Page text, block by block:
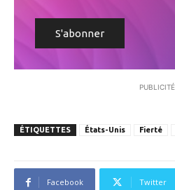
PUBLICITÉ
ÉTIQUETTES États-Unis Fierté
Facebook Twitter